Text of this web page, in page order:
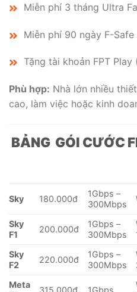
Miễn phí 3 tháng Ultra
Miễn phí 90 ngày F-Safe
Tặng tài khoản FPT Play
Phù hợp: Nhà lớn nhiều
cao, làm việc hoặc kinh
BẢNG GÓI CƯỚC
Sky 180.000đ
1Gbps –
300Mbps
Sky
F1
200.000đ
1Gbps –
300Mbps
Sky
F2
220.000đ
1Gbps –
300Mbps
Meta